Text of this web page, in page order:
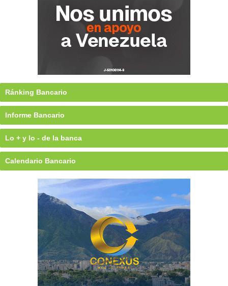
Ránking Bancario
Informe Bancario
Lo + y lo - de la banca
Calendario Bancario